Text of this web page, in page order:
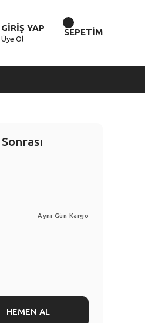
GİRİŞ YAP
Üye Ol
SEPETİM
Aynı Gün Kargo
HEMEN AL